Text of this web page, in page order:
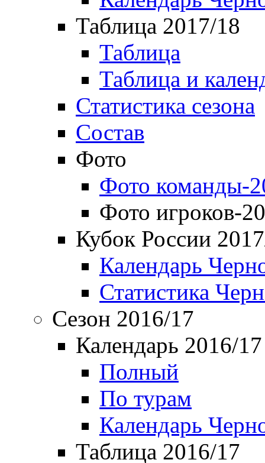
Таблица 2017/18
Таблица
Таблица и
Статистика сезона
Состав
Фото
Фото команды-
Фото игроков-
Кубок России
Календарь
Статистика
Сезон 2016/17
Календарь 2016/17
Полный
По турам
Календарь
Таблица 2016/17